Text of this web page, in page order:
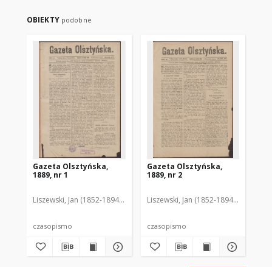
OBIEKTY podobne
Gazeta Olsztyńska,
1889, nr 1
Liszewski, Jan (1852-1894). Red.
czasopismo
Gazeta Olsztyńska,
1889, nr 2
Liszewski, Jan (1852-1894). Red.
czasopismo